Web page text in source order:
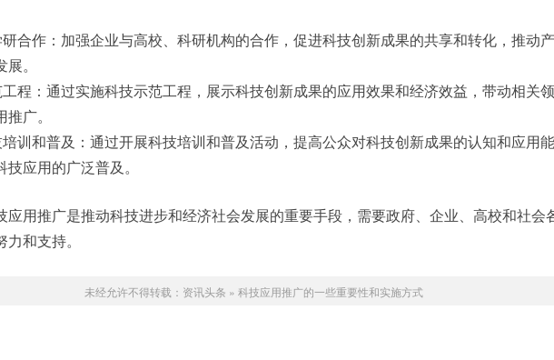
合作：加强企业与高校、科研机构的合作，促进科技创新成果的共享和转化，推动
。
程：通过实施科技示范工程，展示科技创新成果的应用效果和经济效益，带动相关
广。
训和普及：通过开展科技培训和普及活动，提高公众对科技创新成果的认知和应用能
技应用的广泛普及。
应用推广是推动科技进步和经济社会发展的重要手段，需要政府、企业、高校和社会
和支持。
未经允许不得转载： 资讯头条 » 科技应用推广的一些重要性和实施方式